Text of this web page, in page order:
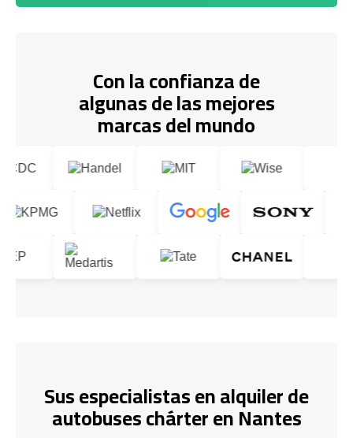
Con la confianza de
algunas de las mejores
marcas del mundo
Sus especialistas en alquiler de
autobuses chárter en Nantes